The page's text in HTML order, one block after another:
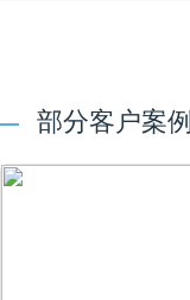
部分客户案例